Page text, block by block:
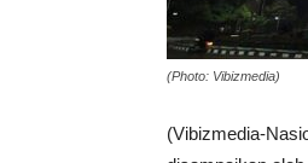
(Photo: Vibizmedia)
(Vibizmedia-